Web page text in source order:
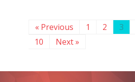
« Previous 1 2 3
10
Next »